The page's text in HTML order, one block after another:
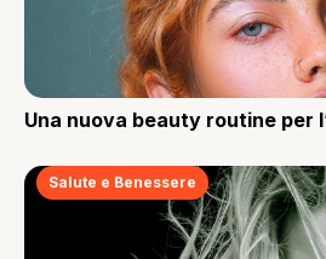
Una nuova beauty routine per
Salute e Benessere